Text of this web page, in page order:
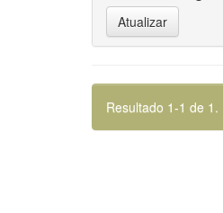
Resultado 1-1 de 1.